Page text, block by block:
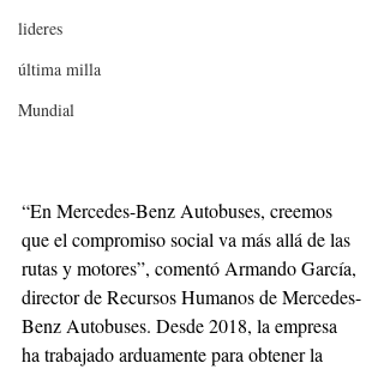
lideres
última milla
Mundial
“En Mercedes-Benz Autobuses, creemos
que el compromiso social va más allá de las
rutas y motores”, comentó Armando García,
director de Recursos Humanos de Mercedes-
Benz Autobuses. Desde 2018, la empresa
ha trabajado arduamente para obtener la